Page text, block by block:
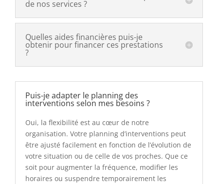
de nos services ?
Quelles aides financières puis-je
obtenir pour financer ces prestations
?
Puis-je adapter le planning des
interventions selon mes besoins ?
Oui, la flexibilité est au cœur de notre
organisation. Votre planning d’interventions peut
être ajusté facilement en fonction de l’évolution de
votre situation ou de celle de vos proches. Que ce
soit pour augmenter la fréquence, modifier les
horaires ou suspendre temporairement les